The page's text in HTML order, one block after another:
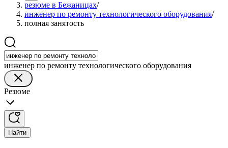
резюме в Бежаницах/
инженер по ремонту технологического оборудования/
полная занятость
инженер по ремонту технологического оборудования
Резюме
Найти